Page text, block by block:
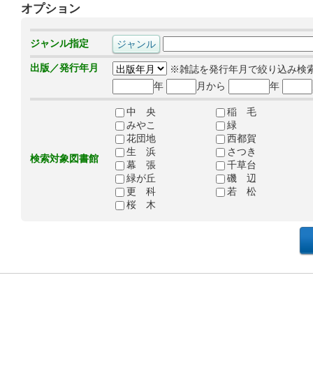
オプション
ジャンル指定
出版／発行年月
※雑誌を発行年月で絞り込み検
年
月から 年
検索対象図書館
中 央
稲 毛
みやこ
緑
花団地
西都賀
生 浜
さつき
幕 張
千草台
緑が丘
磯 辺
更 科
若 松
桜 木